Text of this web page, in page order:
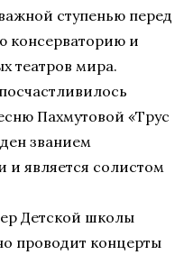
ступенью перед
консерваторию и
театров мира.
Пахмутовой «Трус
званием
и является солистом
Детской школы
проводит концерты